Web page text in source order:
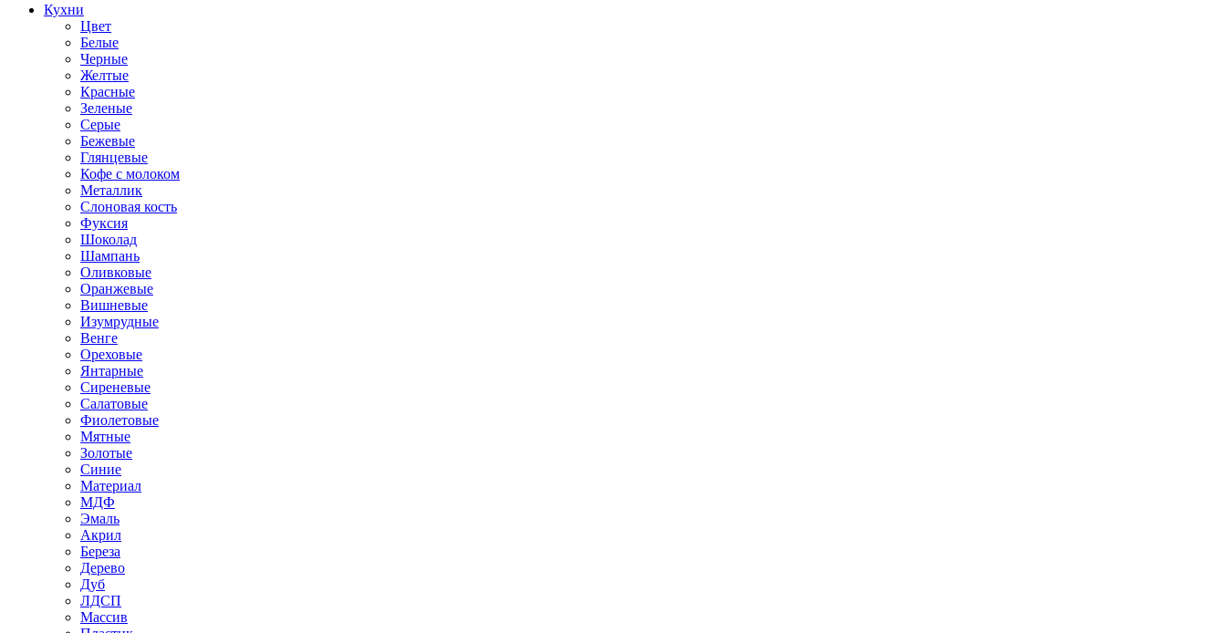
Кухни
Цвет
Белые
Черные
Желтые
Красные
Зеленые
Серые
Бежевые
Глянцевые
Кофе с молоком
Металлик
Слоновая кость
Фуксия
Шоколад
Шампань
Оливковые
Оранжевые
Вишневые
Изумрудные
Венге
Ореховые
Янтарные
Сиреневые
Салатовые
Фиолетовые
Мятные
Золотые
Синие
Материал
МДФ
Эмаль
Акрил
Береза
Дерево
Дуб
ЛДСП
Массив